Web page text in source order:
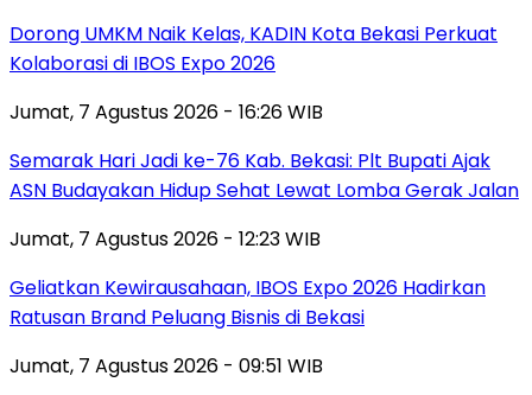
Dorong UMKM Naik Kelas, KADIN Kota Bekasi Perkuat
Kolaborasi di IBOS Expo 2026
Jumat, 7 Agustus 2026 - 16:26 WIB
‎Semarak Hari Jadi ke-76 Kab. Bekasi: Plt Bupati Ajak
ASN Budayakan Hidup Sehat Lewat Lomba Gerak Jalan
Jumat, 7 Agustus 2026 - 12:23 WIB
‎Geliatkan Kewirausahaan, IBOS Expo 2026 Hadirkan
Ratusan Brand Peluang Bisnis di Bekasi
Jumat, 7 Agustus 2026 - 09:51 WIB